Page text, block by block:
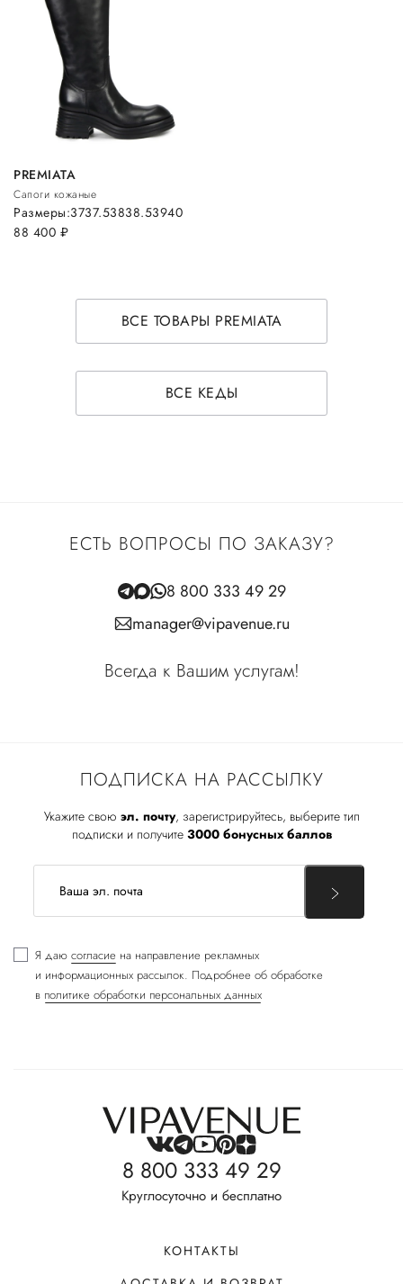
PREMIATA
Сапоги кожаные
88 400 руб.
Размеры:3737.53838.53940
ВСЕ ТОВАРЫ PREMIATA
ВСЕ КЕДЫ
ПОДПИСКА НА РАССЫЛКУ
Укажите свою эл. почту, зарегистрируйтесь, выберите тип
подписки и получите 3000 бонусных баллов
Я даю согласие на направление рекламных
и информационных рассылок. Подробнее об обработке
в политике обработки персональных данных
ЕСТЬ ВОПРОСЫ ПО ЗАКАЗУ?
8 800 333 49 29
manager@vipavenue.ru
Всегда к Вашим услугам!
8 800 333 49 29
Круглосуточно и бесплатно
КОНТАКТЫ